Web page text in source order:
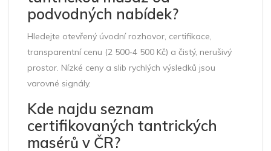
podvodných nabídek?
Hledejte otevřený úvodní rozhovor, certifikace,
transparentní cenu (2 500‑4 500 Kč) a čistý, nerušivý
prostor. Nízké ceny a slib rychlých výsledků jsou
varovné signály.
Kde najdu seznam
certifikovaných tantrických
masérů v ČR?